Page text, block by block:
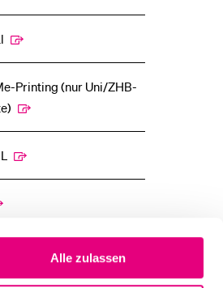
Alle zulassen
Printing­ ­(nur Uni/ZHB-